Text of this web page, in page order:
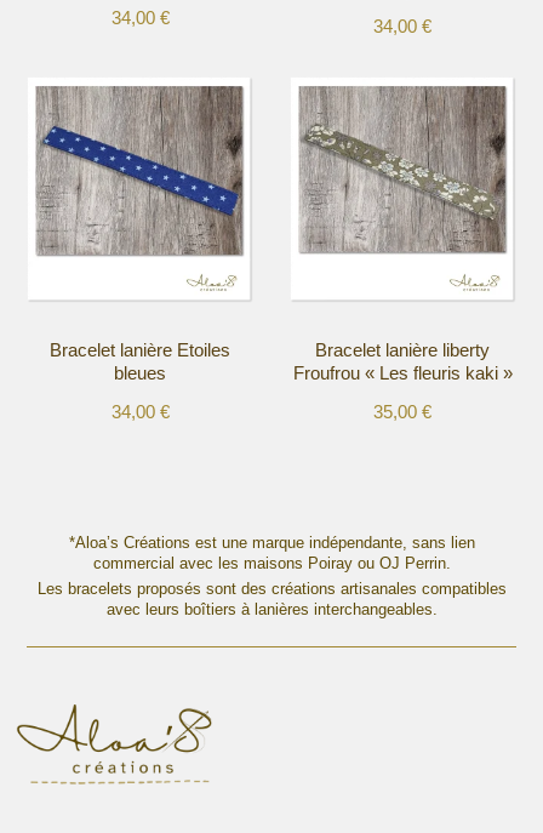
34,00 €
plusieurs
variations.
Les
options
peuvent
être
sur
page
34,00€
plusieurs
variations.
Les
options
peuvent
être
sur
page
du
Bracelet lanière Etoiles
bleues
34,00 €
variations.
options
page
Bracelet lanière liberty
Froufrou « Les fleuris kaki »
35,00€
variations.
Les
options
peuvent
*Aloa’s Créations est une marque indépendante, sans lien
commercial avec les maisons Poiray ou OJ Perrin.
Les bracelets proposés sont des créations artisanales compatibles
avec leurs boîtiers à lanières interchangeables.